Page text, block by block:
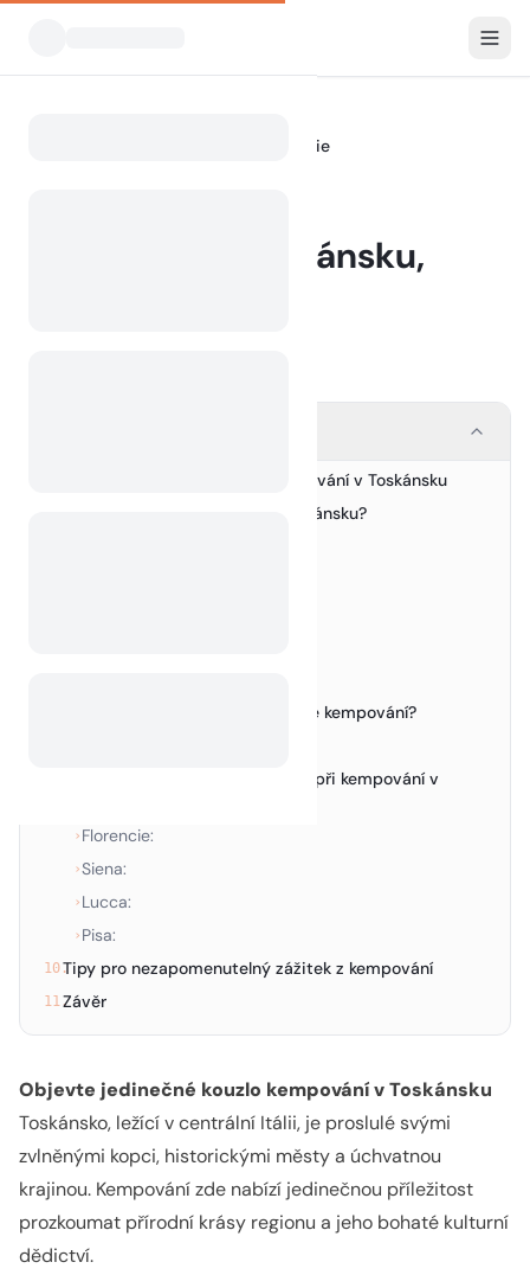
Kempování v Toskánsku, Itálie
Kempování v Toskánsku,
Objevte jedinečné kouzlo kempování v Toskánsku
Proč si vybrat kempování v Toskánsku?
Je ve Toskánsku povoleno divoké kempování?
Památky, které musíte navštívit při kempování v
› Florencie:
›Siena:
› Lucca:
› Pisa:
10.Tipy pro nezapomenutelný zážitek z kempování
11.Závěr
Objevte jedinečné kouzlo kempování v Toskánsku
Toskánsko, ležící v centrální Itálii, je proslulé svými
zvlněnými kopci, historickými městy a úchvatnou
krajinou. Kempování zde nabízí jedinečnou příležitost
prozkoumat přírodní krásy regionu a jeho bohaté kulturní
dědictví.